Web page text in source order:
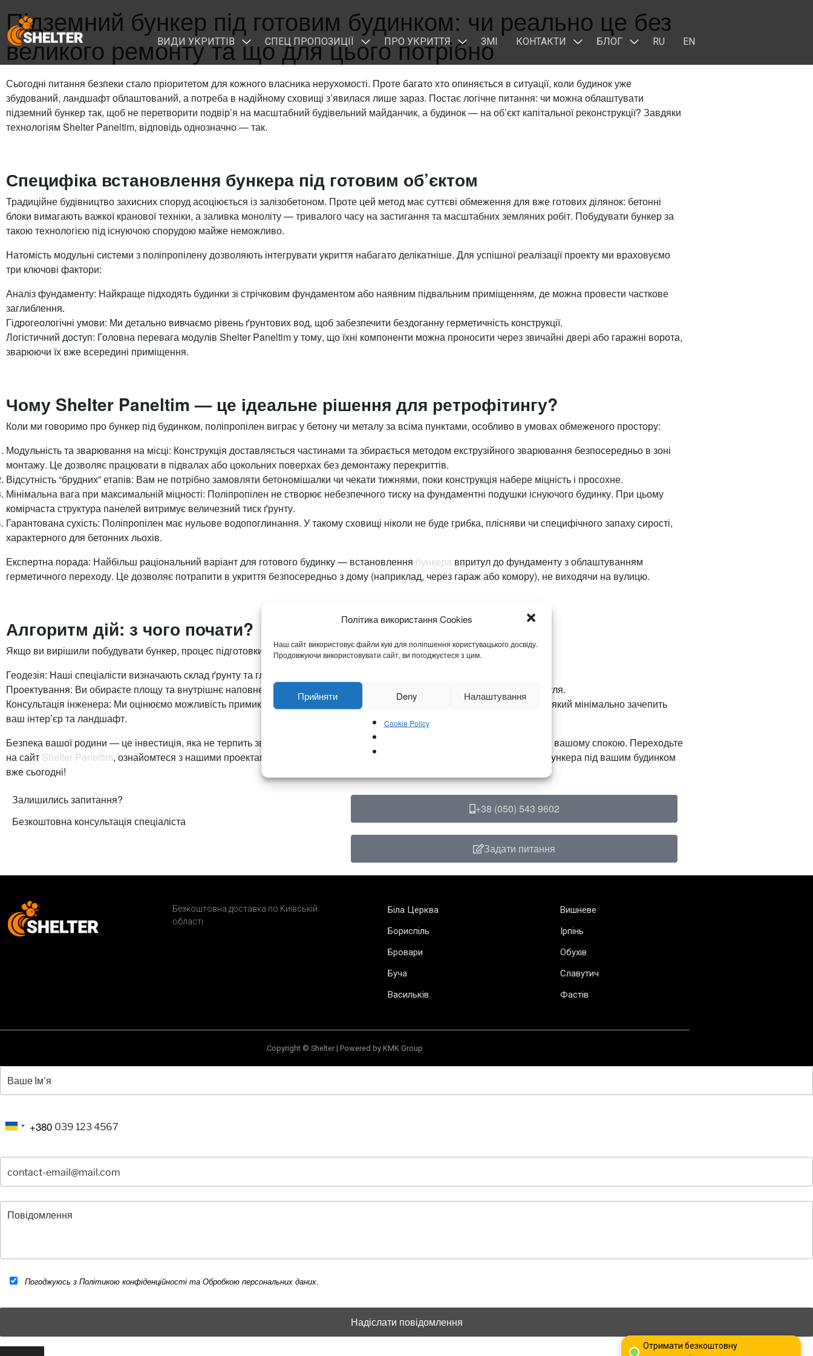
Політика використання Cookies
Наш сайт використовує файли кукі для поліпшення користувацького досвіду.
Продовжуючи використовувати сайт, ви погоджуєтеся з цим.
Прийняти Deny Налаштування
Cookie Policy
ВИДИ УКРИТТІВ СПЕЦ ПРОПОЗИЦІЇ ПРО УКРИТТЯ ЗМІ КОНТАКТИ БЛОГ RU EN
Підземний бункер під готовим будинком: чи реально це без
великого ремонту та що для цього потрібно
Сьогодні питання безпеки стало пріоритетом для кожного власника нерухомості. Проте багато хто опиняється в ситуації, коли будинок уже
збудований, ландшафт облаштований, а потреба в надійному сховищі з’явилася лише зараз. Постає логічне питання: чи можна облаштувати
підземний бункер так, щоб не перетворити подвір’я на масштабний будівельний майданчик, а будинок — на об’єкт капітальної реконструкції? Завдяки
технологіям Shelter Paneltim, відповідь однозначно — так.
Специфіка встановлення бункера під готовим об’єктом
Традиційне будівництво захисних споруд асоціюється із залізобетоном. Проте цей метод має суттєві обмеження для вже готових ділянок: бетонні
блоки вимагають важкої кранової техніки, а заливка моноліту — тривалого часу на застигання та масштабних земляних робіт. Побудувати бункер за
такою технологією під існуючою спорудою майже неможливо.
Натомість модульні системи з поліпропілену дозволяють інтегрувати укриття набагато делікатніше. Для успішної реалізації проекту ми враховуємо
три ключові фактори:
Аналіз фундаменту: Найкраще підходять будинки зі стрічковим фундаментом або наявним підвальним приміщенням, де можна провести часткове
заглиблення.
Гідрогеологічні умови: Ми детально вивчаємо рівень ґрунтових вод, щоб забезпечити бездоганну герметичність конструкції.
Логістичний доступ: Головна перевага модулів Shelter Paneltim у тому, що їхні компоненти можна проносити через звичайні двері або гаражні ворота,
зварюючи їх вже всередині приміщення.
Чому Shelter Paneltim — це ідеальне рішення для ретрофітингу?
Коли ми говоримо про бункер під будинком, поліпропілен виграє у бетону чи металу за всіма пунктами, особливо в умовах обмеженого простору:
Модульність та зварювання на місці: Конструкція доставляється частинами та збирається методом екструзійного зварювання безпосередньо в зоні
монтажу. Це дозволяє працювати в підвалах або цокольних поверхах без демонтажу перекриттів.
Відсутність “брудних” етапів: Вам не потрібно замовляти бетономішалки чи чекати тижнями, поки конструкція набере міцність і просохне.
Мінімальна вага при максимальній міцності: Поліпропілен не створює небезпечного тиску на фундаментні подушки існуючого будинку. При цьому
комірчаста структура панелей витримує величезний тиск ґрунту.
Гарантована сухість: Поліпропілен має нульове водопоглинання. У такому сховищі ніколи не буде грибка, плісняви чи специфічного запаху сирості,
характерного для бетонних льохів.
Експертна порада: Найбільш раціональний варіант для готового будинку — встановлення бункера впритул до фундаменту з облаштуванням
герметичного переходу. Це дозволяє потрапити в укриття безпосередньо з дому (наприклад, через гараж або комору), не виходячи на вулицю.
Алгоритм дій: з чого почати?
Якщо ви вирішили побудувати бункер, процес підготовки буде максимально простим:
Геодезія: Наші спеціалісти визначають склад ґрунту та глибину залягання вод на вашій ділянці.
Проектування: Ви обираєте площу та внутрішнє наповнення — від технічного приміщення до затишного житлового модуля.
Консультація інженера: Ми оцінюємо можливість примикання до фундаменту та обираємо оптимальний спосіб монтажу, який мінімально зачепить
ваш інтер’єр та ландшафт.
Безпека вашої родини — це інвестиція, яка не терпить зволікань. Не дозволяйте технічним складнощам стояти на заваді вашому спокою. Переходьте
на сайт Shelter Paneltim, ознайомтеся з нашими проектами та отримайте професійну консультацію щодо встановлення бункера під вашим будинком
вже сьогодні!
Залишились запитання?
Безкоштовна консультація спеціаліста
+38 (050) 543 9602
Задати питання
Безкоштовна доставка по Київській
області
Біла Церква
Бориспіль
Бровари
Буча
Васильків
Вишневе
Ірпінь
Обухів
Славутич
Фастів
Copyright © Shelter | Powered by KMK Group
+380
Погоджуюсь з Політикою конфіденційності та Обробкою персональних даних.
Отримати безкоштовну